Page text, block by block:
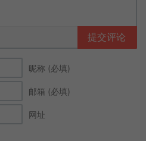
提交评论
昵称 (必填)
邮箱 (必填)
网址